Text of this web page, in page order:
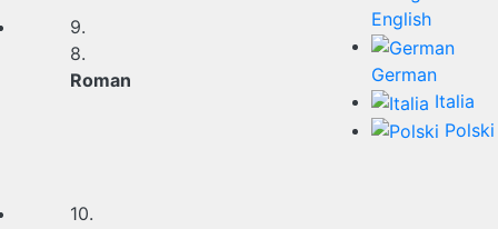
9.
8.
Roman
10.
English
German
Italia
Polski